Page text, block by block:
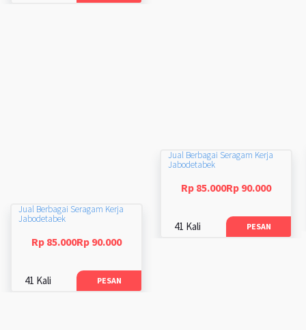
Jual Berbagai Seragam Kerja
Jabodetabek
Rp 85.000Rp 90.000
41 Kali PESAN
Jual Berbagai Seragam Kerja
Jabodetabek
Rp 85.000Rp 90.000
41 Kali PESAN